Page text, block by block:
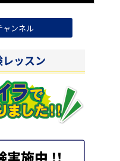
ャンネル
ッスン